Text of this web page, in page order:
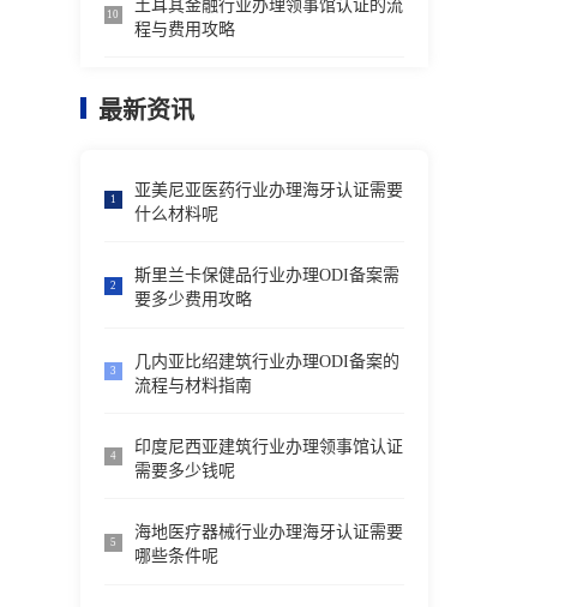
10
土耳其金融行业办理领事馆认证的流
程与费用攻略
最新资讯
1
亚美尼亚医药行业办理海牙认证需要
什么材料呢
2
斯里兰卡保健品行业办理ODI备案需
要多少费用攻略
3
几内亚比绍建筑行业办理ODI备案的
流程与材料指南
4
印度尼西亚建筑行业办理领事馆认证
需要多少钱呢
5
海地医疗器械行业办理海牙认证需要
哪些条件呢